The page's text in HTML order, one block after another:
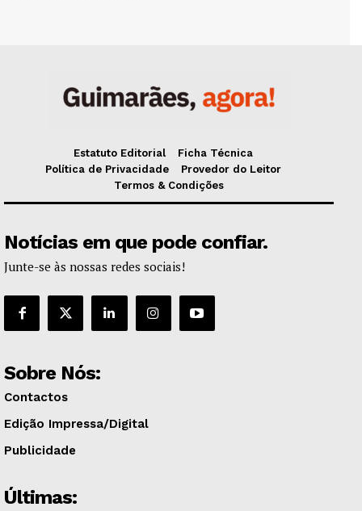
Estatuto Editorial
Ficha Técnica
Política de Privacidade
Provedor do Leitor
Termos & Condições
Notícias em que pode confiar.
Junte-se às nossas redes sociais!
Sobre Nós:
Contactos
Edição Impressa/Digital
Publicidade
Últimas: